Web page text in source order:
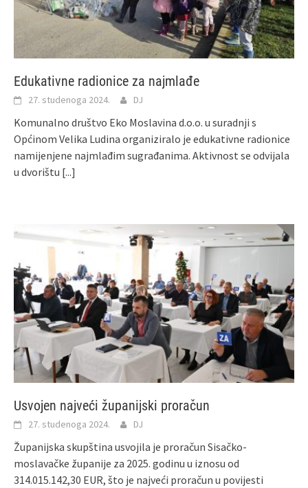
Edukativne radionice za najmlađe
27. studenoga 2024. DJ
Komunalno društvo Eko Moslavina d.o.o. u suradnji s
Općinom Velika Ludina organiziralo je edukativne radionice
namijenjene najmlađim sugrađanima. Aktivnost se odvijala
u dvorištu [...]
Usvojen najveći županijski proračun
27. studenoga 2024. DJ
Županijska skupština usvojila je proračun Sisačko-
moslavačke županije za 2025. godinu u iznosu od
314.015.142,30 EUR, što je najveći proračun u povijesti